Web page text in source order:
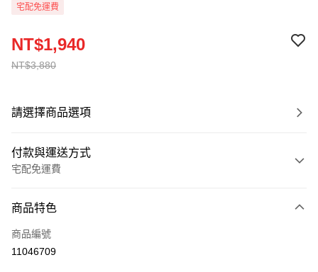
宅配免運費
NT$3,880
NT$1,940
請選擇商品選項
付款與運送方式
宅配免運費
信用卡一次付款
LINE Pay
商品特色
商品編號
11046709